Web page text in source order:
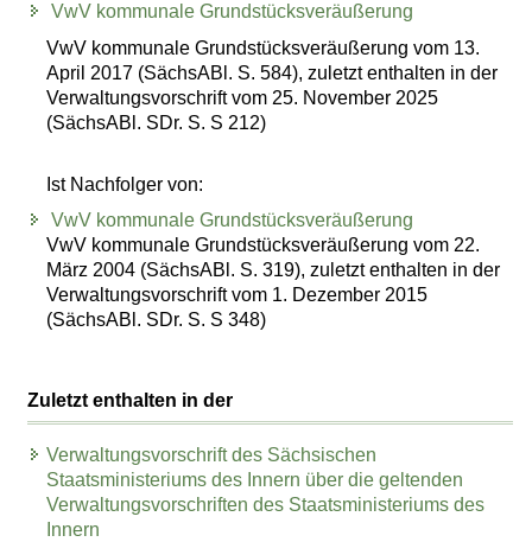
VwV kommunale Grundstücksveräußerung
VwV kommunale Grundstücksveräußerung vom 13.
April 2017 (SächsABl. S. 584), zuletzt enthalten in der
Verwaltungsvorschrift vom 25. November 2025
(SächsABl. SDr. S. S 212)
Ist Nachfolger von:
VwV kommunale Grundstücksveräußerung
VwV kommunale Grundstücksveräußerung vom 22.
März 2004 (SächsABl. S. 319), zuletzt enthalten in der
Verwaltungsvorschrift vom 1. Dezember 2015
(SächsABl. SDr. S. S 348)
Zuletzt enthalten in der
Verwaltungsvorschrift des Sächsischen
Staatsministeriums des Innern über die geltenden
Verwaltungsvorschriften des Staatsministeriums des
Innern